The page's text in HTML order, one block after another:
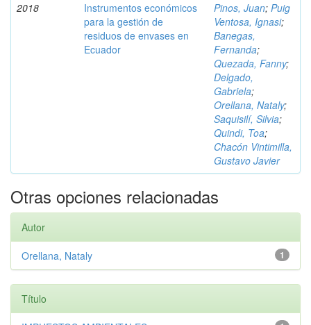
2018
Instrumentos económicos
para la gestión de
residuos de envases en
Ecuador
Pinos, Juan; Puig
Ventosa, Ignasi;
Banegas,
Fernanda;
Quezada, Fanny;
Delgado,
Gabriela;
Orellana, Nataly;
Saquisilí, Silvia;
Quindi, Toa;
Chacón Vintimilla,
Gustavo Javier
Otras opciones relacionadas
Autor
1
Orellana, Nataly
Título